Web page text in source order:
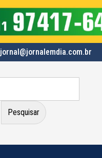
jornal@jornalemdia.com.br